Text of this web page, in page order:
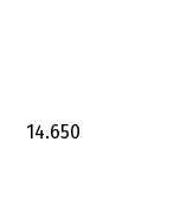
14.650